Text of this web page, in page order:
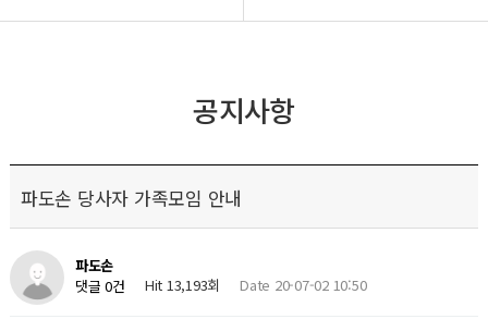
공지사항
파도손 당사자 가족모임 안내
파도손
댓글 0건
Hit 13,193회 Date 20-07-02 10:50